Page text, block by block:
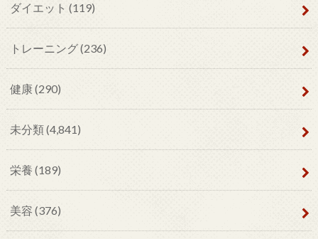
ダイエット (119)
トレーニング(236)
健康(290)
未分類(4,841)
栄養 (189)
美容 (376)